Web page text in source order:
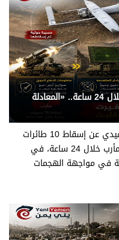
إسقاط 10 مسيّرات حوثية في مأرب خلال 24 ساعة.. «المعادلة
كشف مراسل قناة «الحدث» محمود الحميدي عن إسقاط 10 طائرات
مسيّرة أطلقتها ميليشيا الحوثي باتجاه مأرب خلال 24 ساعة، في
في مواجهة الهجمات